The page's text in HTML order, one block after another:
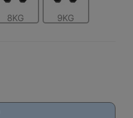
8KG 9KG